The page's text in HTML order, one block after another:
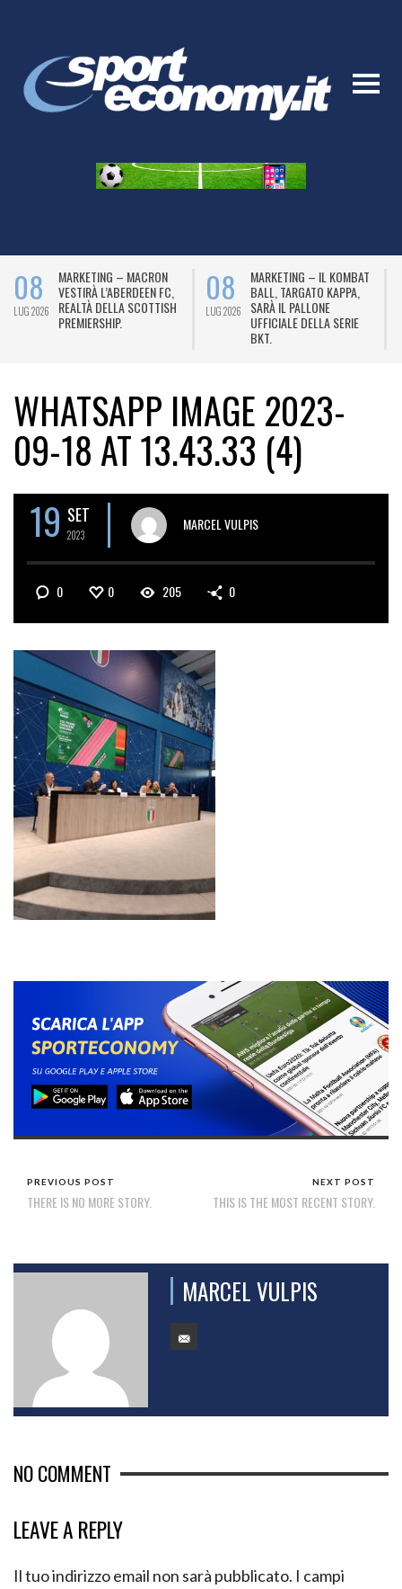
08
LUG 2026
MARKETING – MACRON
VESTIRÀ L’ABERDEEN FC,
REALTÀ DELLA SCOTTISH
PREMIERSHIP.
08
LUG 2026
MARKETING – IL KOMBAT
BALL, TARGATO KAPPA,
SARÀ IL PALLONE
UFFICIALE DELLA SERIE
BKT.
WHATSAPP IMAGE 2023-
09-18 AT 13.43.33 (4)
19 SET
2023
MARCEL VULPIS
0 0 205 0
PREVIOUS POST
THERE IS NO MORE STORY.
NEXT POST
THIS IS THE MOST RECENT STORY.
MARCEL VULPIS
NO COMMENT
LEAVE A REPLY
Il tuo indirizzo email non sarà pubblicato. I campi